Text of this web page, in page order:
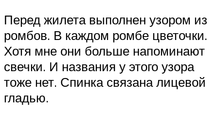
Перед жилета выполнен узором из
ромбов. В каждом ромбе цветочки.
Хотя мне они больше напоминают
свечки. И названия у этого узора
тоже нет. Спинка связана лицевой
гладью.